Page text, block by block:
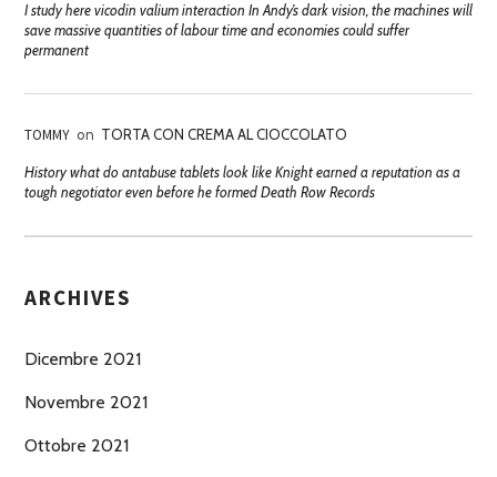
I study here vicodin valium interaction In Andy’s dark vision, the machines will
save massive quantities of labour time and economies could suffer
permanent
TOMMY on TORTA CON CREMA AL CIOCCOLATO
History what do antabuse tablets look like Knight earned a reputation as a
tough negotiator even before he formed Death Row Records
ARCHIVES
Dicembre 2021
Novembre 2021
Ottobre 2021